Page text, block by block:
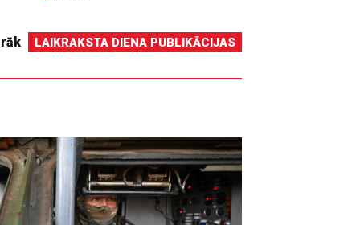
LAIKRAKSTA DIENA PUBLIKĀCIJAS